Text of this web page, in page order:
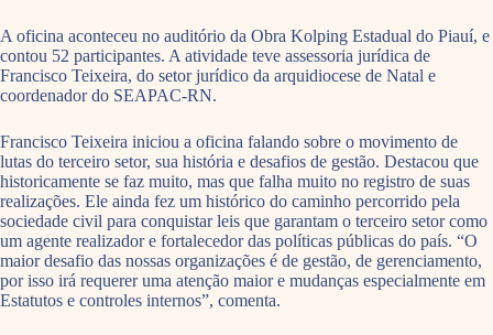
A oficina aconteceu no auditório da Obra Kolping Estadual do Piauí, e
contou 52 participantes. A atividade teve assessoria jurídica de
Francisco Teixeira, do setor jurídico da arquidiocese de Natal e
coordenador do SEAPAC-RN.
Francisco Teixeira iniciou a oficina falando sobre o movimento de
lutas do terceiro setor, sua história e desafios de gestão. Destacou que
historicamente se faz muito, mas que falha muito no registro de suas
realizações. Ele ainda fez um histórico do caminho percorrido pela
sociedade civil para conquistar leis que garantam o terceiro setor como
um agente realizador e fortalecedor das políticas públicas do país. “O
maior desafio das nossas organizações é de gestão, de gerenciamento,
por isso irá requerer uma atenção maior e mudanças especialmente em
Estatutos e controles internos”, comenta.